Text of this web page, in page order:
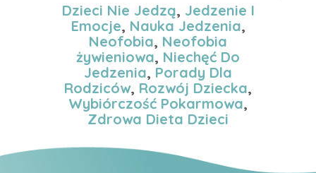
Dzieci Nie Jedzą, Jedzenie I
Emocje, Nauka Jedzenia,
Neofobia, Neofobia
żywieniowa, Niechęć Do
Jedzenia, Porady Dla
Rodziców, Rozwój Dziecka,
Wybiórczość Pokarmowa,
Zdrowa Dieta Dzieci